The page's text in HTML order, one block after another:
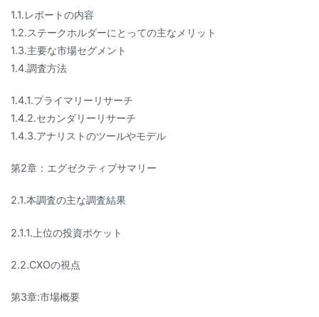
1.1.レポートの内容
1.2.ステークホルダーにとっての主なメリット
1.3.主要な市場セグメント
1.4.調査方法
1.4.1.プライマリーリサーチ
1.4.2.セカンダリーリサーチ
1.4.3.アナリストのツールやモデル
第2章：エグゼクティブサマリー
2.1.本調査の主な調査結果
2.1.1.上位の投資ポケット
2.2.CXOの視点
第3章:市場概要